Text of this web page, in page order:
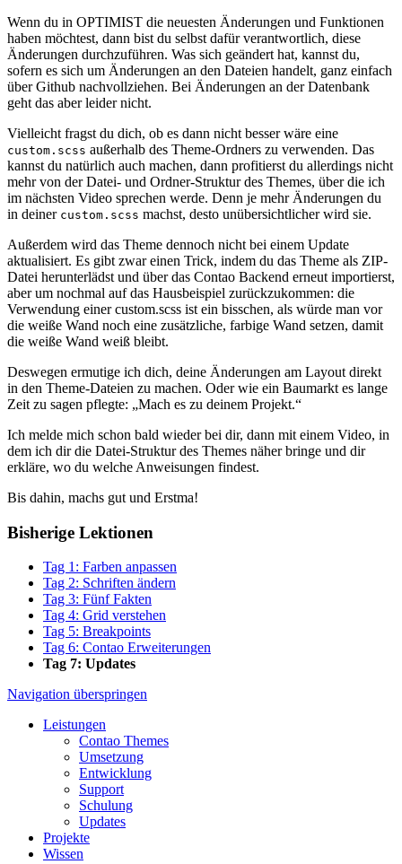
Wenn du in OPTIMIST die neuesten Änderungen und Funktionen
haben möchtest, dann bist du selbst dafür verantwortlich, diese
Änderungen durchzuführen. Was sich geändert hat, kannst du,
sofern es sich um Änderungen an den Dateien handelt, ganz einfach
über Github nachvollziehen. Bei Änderungen an der Datenbank
geht das aber leider nicht.
Vielleicht fragst du dich, ob es dann nicht besser wäre eine
custom.scss außerhalb des Theme-Ordners zu verwenden. Das
kannst du natürlich auch machen, dann profitierst du allerdings nicht
mehr von der Datei- und Ordner-Struktur des Themes, über die ich
im nächsten Video sprechen werde. Denn je mehr Änderungen du
in deiner custom.scss machst, desto unübersichtlicher wird sie.
Außerdem wird das Theme dennoch nicht bei einem Update
aktualisiert. Es gibt zwar einen Trick, indem du das Theme als ZIP-
Datei herunterlädst und über das Contao Backend erneut importierst,
aber um nochmal auf das Hausbeispiel zurückzukommen: die
Verwendung einer custom.scss ist ein bisschen, als würde man vor
die weiße Wand noch eine zusätzliche, farbige Wand setzen, damit
die weiße Wand weiß bleibt.
Deswegen ermutige ich dich, deine Änderungen am Layout direkt
in den Theme-Dateien zu machen. Oder wie ein Baumarkt es lange
Zeit zu sagen pflegte: „Mach es zu deinem Projekt.“
Ich melde mich schon bald wieder bei dir, dann mit einem Video, in
dem ich dir die Datei-Struktur des Themes näher bringe und dir
erkläre, wo du welche Anweisungen findest.
Bis dahin, machs gut und Erstma!
Bisherige Lektionen
Tag 1: Farben anpassen
Tag 2: Schriften ändern
Tag 3: Fünf Fakten
Tag 4: Grid verstehen
Tag 5: Breakpoints
Tag 6: Contao Erweiterungen
Tag 7: Updates
Navigation überspringen
Leistungen
Contao Themes
Umsetzung
Entwicklung
Support
Schulung
Updates
Projekte
Wissen